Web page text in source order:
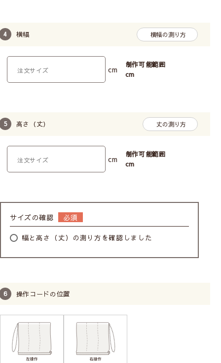
広い幅の窓におすすめ
TOSOのドラム式メカを使用しています。BOX型
なので、窓側(裏面)もすっきりまとまっています。
柄の位置（模様の出し方）は指定できません。
お子様がいるお家でも
安心してお使いいただけます
子どもの体重がかかるとコードのジョイント部分が外
れます。外れても元に戻せます。
横幅 横幅の測り方
cm
制作可能範囲
cm
高さ（丈） 丈の測り方
cm
制作可能範囲
cm
サイズの確認
幅と高さ（丈）の測り方を確認しました
操作コードの位置